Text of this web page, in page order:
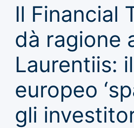
Il Financial
dà ragione
Laurentiis:
europeo
gli